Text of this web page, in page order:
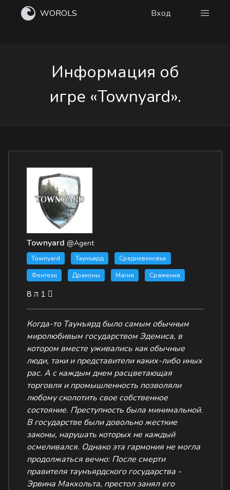
WOROLS Вход
Информация об
игре «Townyard».
Townyard @Agent
Townyard Таунъярд Средневековье
Фентези Драконы Магия Сражения
8 1
Когда-то Таунъярд было самым обычным
миролюбивым государством Эдемиса, в
котором вместе уживались как обычные
люди, таки и представители каких-либо иных
рас. А с каждым днем расцветающая
торговля и промышленность позволяли
любому сколотить свое собственное
состояние. Преступность была минимальной.
В государстве были довольно жесткие
законы, нарушать которых не каждый
осмеливался. Однако эта гармония не могла
продолжаться вечно: После смерти
правителя таунъярдского государства -
Эрвина Макхольта, престол занял его